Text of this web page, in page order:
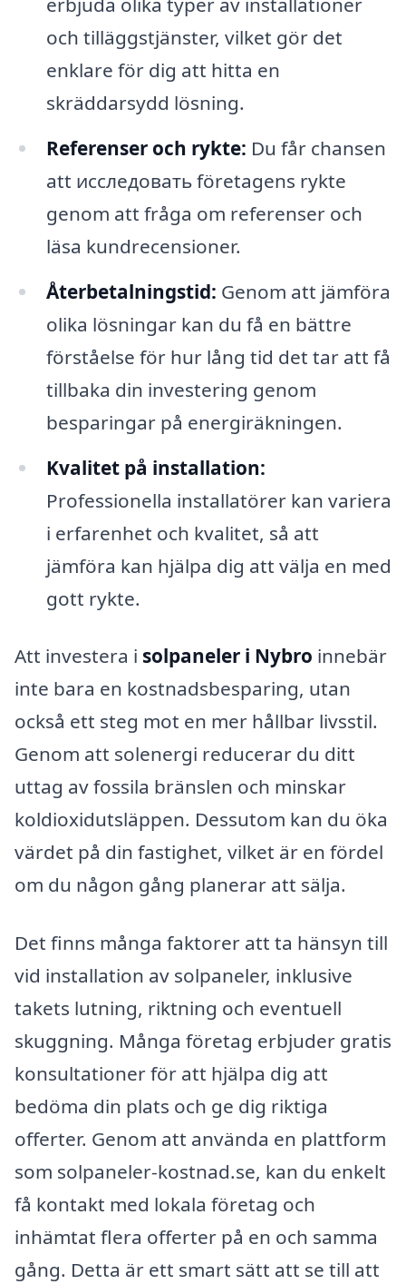
och tilläggstjänster, vilket gör det
enklare för dig att hitta en
skräddarsydd lösning.
Referenser och rykte: Du får chansen
att исследовать företagens rykte
genom att fråga om referenser och
läsa kundrecensioner.
Återbetalningstid: Genom att jämföra
olika lösningar kan du få en bättre
förståelse för hur lång tid det tar att få
tillbaka din investering genom
besparingar på energiräkningen.
Kvalitet på installation:
Professionella installatörer kan variera
i erfarenhet och kvalitet, så att
jämföra kan hjälpa dig att välja en med
gott rykte.
Att investera i solpaneler i Nybro innebär
inte bara en kostnadsbesparing, utan
också ett steg mot en mer hållbar livsstil.
Genom att solenergi reducerar du ditt
uttag av fossila bränslen och minskar
koldioxidutsläppen. Dessutom kan du öka
värdet på din fastighet, vilket är en fördel
om du någon gång planerar att sälja.
Det finns många faktorer att ta hänsyn till
vid installation av solpaneler, inklusive
takets lutning, riktning och eventuell
skuggning. Många företag erbjuder gratis
konsultationer för att hjälpa dig att
bedöma din plats och ge dig riktiga
offerter. Genom att använda en plattform
som solpaneler-kostnad.se, kan du enkelt
få kontakt med lokala företag och
inhämtat flera offerter på en och samma
gång. Detta är ett smart sätt att se till att